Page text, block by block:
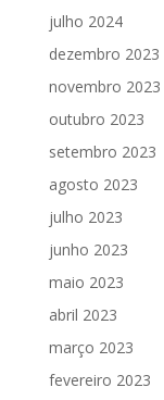
julho 2024
dezembro 2023
novembro 2023
outubro 2023
setembro 2023
agosto 2023
julho 2023
junho 2023
maio 2023
abril 2023
março 2023
fevereiro 2023